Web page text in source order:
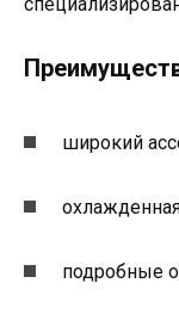
широкий
подробные